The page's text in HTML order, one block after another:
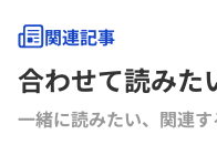
関連記事
合わせて読みた
一緒に読みたい、関連